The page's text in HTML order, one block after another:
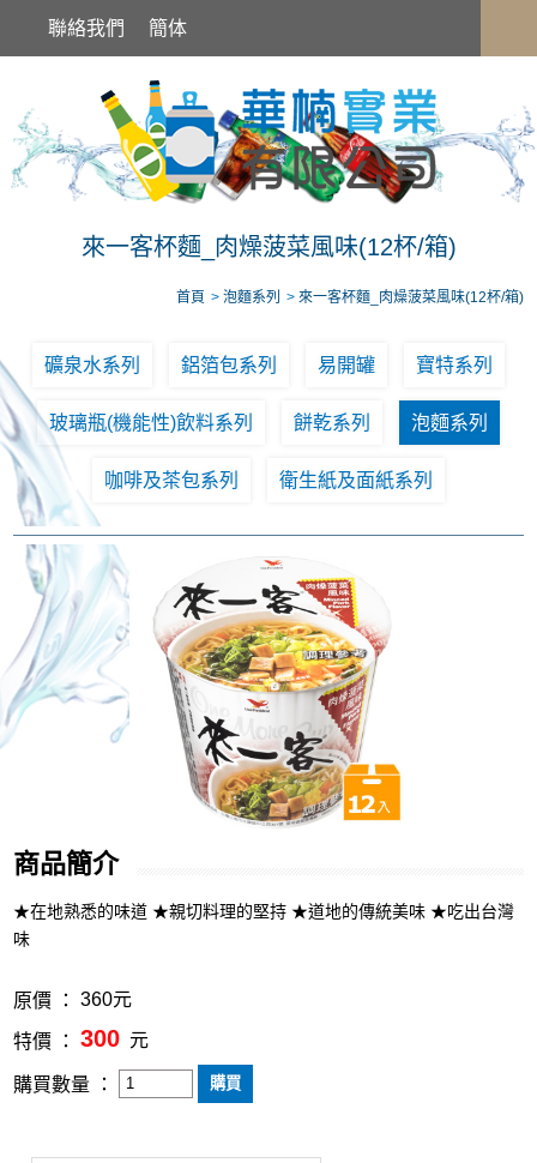
聯絡我們 簡体
來一客杯麵_肉燥菠菜風味(12杯/箱)
首頁 泡麵系列 來一客杯麵_肉燥菠菜風味(12杯/箱)
礦泉水系列 鋁箔包系列 易開罐 寶特系列
玻璃瓶(機能性)飲料系列 餅乾系列 泡麵系列
咖啡及茶包系列 衛生紙及面紙系列
商品簡介
★在地熟悉的味道 ★親切料理的堅持 ★道地的傳統美味 ★吃出台灣
味
原價 ： 360元
特價 ： 300 元
購買數量 ：